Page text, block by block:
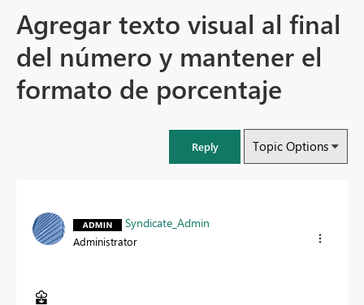
Agregar texto visual al final
del número y mantener el
formato de porcentaje
Reply Topic Options
Syndicate_Admin
Administrator